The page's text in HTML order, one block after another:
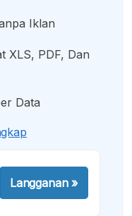
Iklan
XLS, PDF, Dan
Data
Langganan»